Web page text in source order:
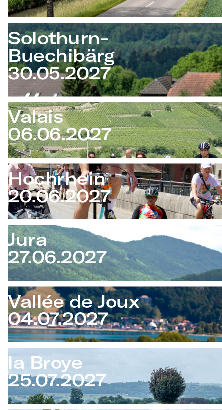
Solothurn-
Buechibärg
30.05.2027
Valais
06.06.2027
Hochrhein
20.06.2027
Jura
27.06.2027
Vallée de Joux
04.07.2027
la Broye
25.07.2027